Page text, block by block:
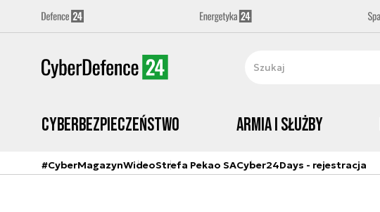
Cyberbezpieczeństwo Armia i Służby
#CyberMagazynWideoStrefa Pekao SACyber24Days - rejestracja